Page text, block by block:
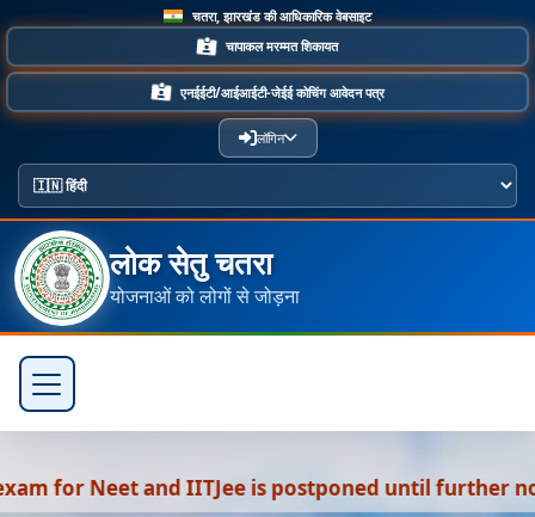
चतरा, झारखंड की आधिकारिक वेबसाइट
चापाकल मरम्मत शिकायत
एनईईटी/आईआईटी-जेईई कोचिंग आवेदन पत्र
लॉगिन
लोक सेतु चतरा
योजनाओं को लोगों से जोड़ना
is postponed until further notice.